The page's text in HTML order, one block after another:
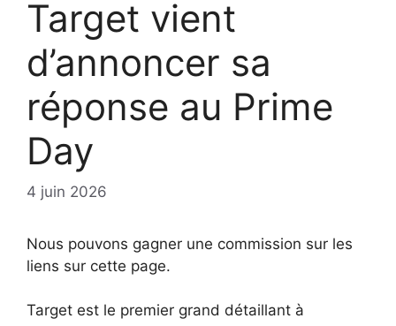
Target vient
d’annoncer sa
réponse au Prime
Day
4 juin 2026
Nous pouvons gagner une commission sur les
liens sur cette page.
Target est le premier grand détaillant à